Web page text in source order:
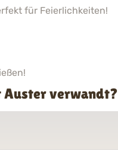
für Feierlichkeiten!
Auster verwandt?